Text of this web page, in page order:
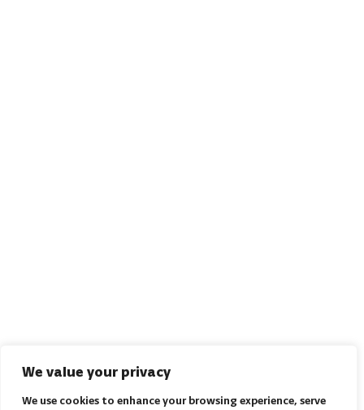
We value your privacy
We use cookies to enhance your browsing experience, serve